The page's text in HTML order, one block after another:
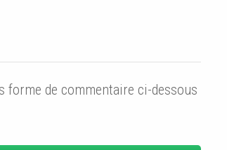
forme de commentaire ci-dessous